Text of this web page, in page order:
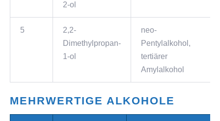
2-ol
5
2,2-
Dimethylpropan-
1-ol
neo-
Pentylalkohol,
tertiärer
Amylalkohol
MEHRWERTIGE ALKOHOLE